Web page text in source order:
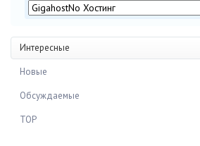
Интересные
Новые
Обсуждаемые
TOP